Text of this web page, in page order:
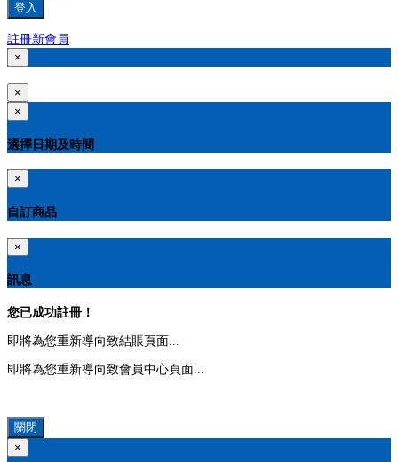
登入
註冊新會員
×
×
×
選擇日期及時間
×
自訂商品
×
訊息
您已成功註冊！
即將為您重新導向致結賬頁面...
即將為您重新導向致會員中心頁面...
關閉
×